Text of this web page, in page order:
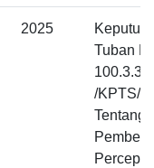
2025
Tuban
/KPTS/
Tentang